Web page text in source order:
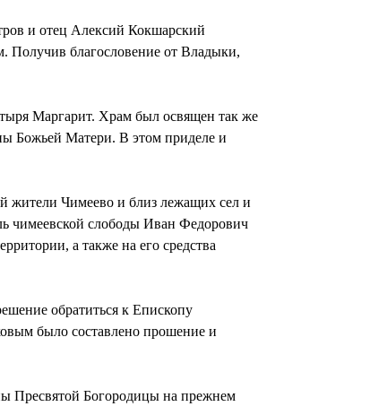
и отец Алексий Кокшарский
Получив благословение от Владыки,
Маргарит. Храм был освящен так же
Божьей Матери. В этом приделе и
жители Чимеево и близ лежащих сел и
чимеевской слободы Иван Федорович
а также на его средства
обратиться к Епископу
было составлено прошение и
Пресвятой Богородицы на прежнем